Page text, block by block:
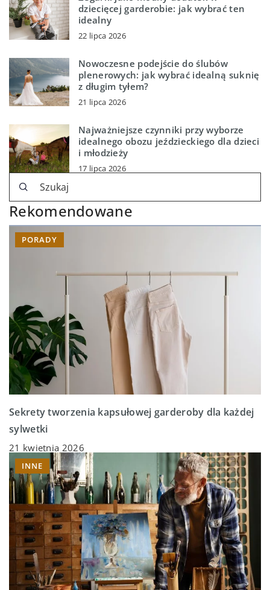
dziecięcej garderobie: jak wybrać ten
idealny
22 lipca 2026
Nowoczesne podejście do ślubów
plenerowych: jak wybrać idealną suknię
z długim tyłem?
21 lipca 2026
Najważniejsze czynniki przy wyborze
idealnego obozu jeździeckiego dla dzieci
i młodzieży
17 lipca 2026
Rekomendowane
PORADY
Sekrety tworzenia kapsułowej garderoby dla każdej
sylwetki
21 kwietnia 2026
INNE